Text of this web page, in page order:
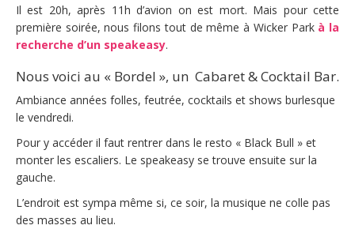
Il est 20h, après 11h d’avion on est mort. Mais pour cette
première soirée, nous filons tout de même à Wicker Park à la
recherche d’un speakeasy.
Nous voici au « Bordel », un Cabaret & Cocktail Bar.
Ambiance années folles, feutrée, cocktails et shows burlesque
le vendredi.
Pour y accéder il faut rentrer dans le resto « Black Bull » et
monter les escaliers. Le speakeasy se trouve ensuite sur la
gauche.
L’endroit est sympa même si, ce soir, la musique ne colle pas
des masses au lieu.